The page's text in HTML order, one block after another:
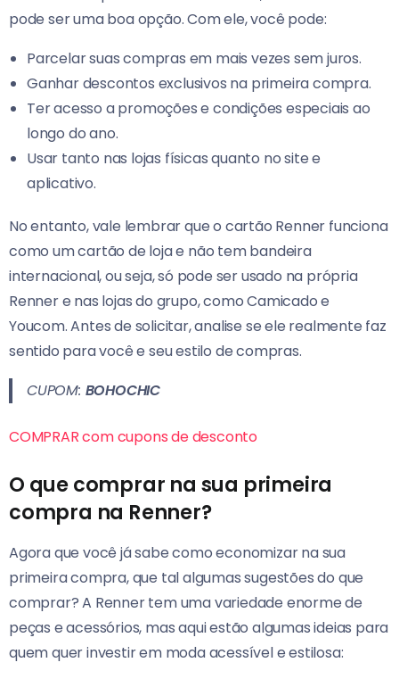
pode ser uma boa opção. Com ele, você pode:
Parcelar suas compras em mais vezes sem juros.
Ganhar descontos exclusivos na primeira compra.
Ter acesso a promoções e condições especiais ao
longo do ano.
Usar tanto nas lojas físicas quanto no site e
aplicativo.
No entanto, vale lembrar que o cartão Renner funciona
como um cartão de loja e não tem bandeira
internacional, ou seja, só pode ser usado na própria
Renner e nas lojas do grupo, como Camicado e
Youcom. Antes de solicitar, analise se ele realmente faz
sentido para você e seu estilo de compras.
CUPOM: BOHOCHIC
COMPRAR com cupons de desconto
O que comprar na sua primeira
compra na Renner?
Agora que você já sabe como economizar na sua
primeira compra, que tal algumas sugestões do que
comprar? A Renner tem uma variedade enorme de
peças e acessórios, mas aqui estão algumas ideias para
quem quer investir em moda acessível e estilosa: